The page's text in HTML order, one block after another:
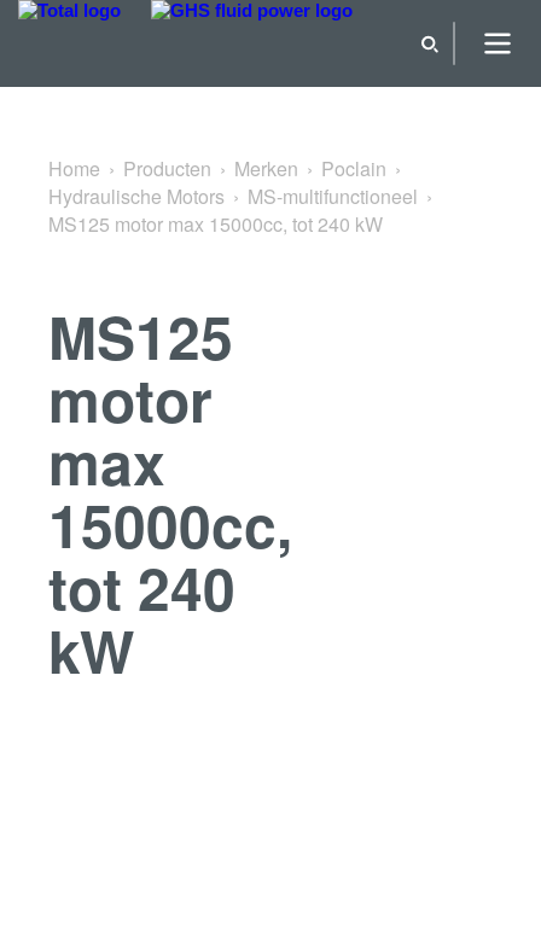
Terug naar MS-multifunctioneel
Home Producten Merken
Poclain
Hydraulische Motors
MS-multifunctioneel
MS125 motor max 15000cc, tot 240 kW
MS125
motor
max
15000cc,
tot 240
kW